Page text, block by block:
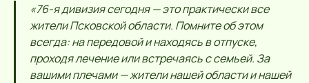
«76-я дивизия сегодня — это практически все
жители Псковской области. Помните об этом
всегда: на передовой и находясь в отпуске,
проходя лечение или встречаясь с семьей. За
вашими плечами — жители нашей области и нашей